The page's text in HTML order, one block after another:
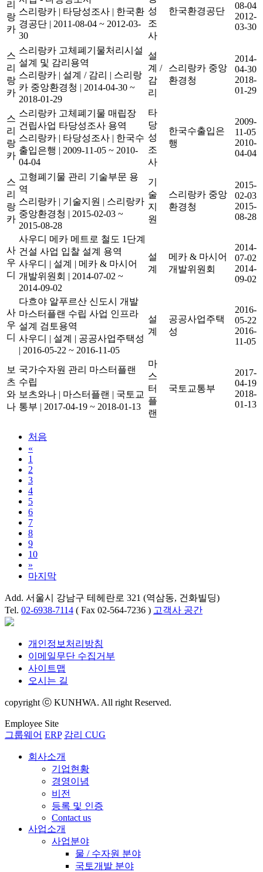
리
랑
카
스리랑카 | 타당성조사 | 한국환
경공단 | 2011-08-04 ~ 2012-03-
30
성
조
사
한국환경공단
08-04
2012-
03-30
스
리
랑
카
스리랑카 고체폐기물처리시설
설계 및 감리용역
스리랑카 | 설계 / 감리 | 스리랑
카 중앙환경청 | 2014-04-30 ~
2018-01-29
설
계 /
감
리
스리랑카 중앙
환경청
2014-
04-30
2018-
01-29
스
리
랑
카
스리랑카 고체폐기물 매립장
건립사업 타당성조사 용역
스리랑카 | 타당성조사 | 한국수
출입은행 | 2009-11-05 ~ 2010-
04-04
타
당
성
조
사
한국수출입은
행
2009-
11-05
2010-
04-04
스
리
랑
카
고형폐기물 관리 기술부문 용
역
스리랑카 | 기술지원 | 스리랑카
중앙환경청 | 2015-02-03 ~
2015-08-28
기
술
지
원
스리랑카 중앙
환경청
2015-
02-03
2015-
08-28
사
우
디
사우디 메카 메트로 철도 1단계
건설 사업 입찰 설계 용역
사우디 | 설계 | 메카 & 마시어
개발위원회 | 2014-07-02 ~
2014-09-02
설
계
메카 & 마시어
개발위원회
2014-
07-02
2014-
09-02
사
우
디
다흐야 알푸르산 신도시 개발
마스터플랜 수립 사업 인프라
설계 검토용역
사우디 | 설계 | 공공사업주택성
| 2016-05-22 ~ 2016-11-05
설
계
공공사업주택
성
2016-
05-22
2016-
11-05
보
츠
와
나
국가수자원 관리 마스터플랜
수립
보츠와나 | 마스터플랜 | 국토교
통부 | 2017-04-19 ~ 2018-01-13
마
스
터
플
랜
국토교통부
2017-
04-19
2018-
01-13
처음
«
1
2
3
4
5
6
7
8
9
10
»
마지막
Add. 서울시 강남구 테헤란로 321 (역삼동, 건화빌딩)
Tel. 02-6938-7114 ( Fax 02-564-7236 ) 고객사 공간
개인정보처리방침
이메일무단 수집거부
사이트맵
오시는 길
copyright ⓒ KUNHWA. All right Reserved.
Employee Site
그룹웨어 ERP 감리 CUG
회사소개
기업현황
경영이념
비전
등록 및 인증
Contact us
사업소개
사업분야
물 / 수자원 분야
국토개발 분야